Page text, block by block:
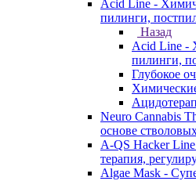
Acid Line -
пилинги,
Назад
Acid Line -
пилинги,
Глубокое
Neuro Cannabis
основе
A-QS Hacker
терапия,
Algae Mask -